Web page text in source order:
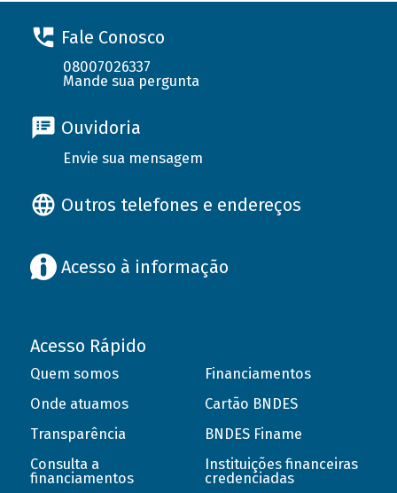
Fale Conosco
08007026337
Mande sua pergunta
Ouvidoria
Envie sua mensagem
Outros telefones e endereços
Acesso à informação
Acesso Rápido
Quem somos
Onde atuamos
Transparência
Consulta a
financiamentos
Financiamentos
Cartão BNDES
BNDES Finame
Instituições financeiras
credenciadas